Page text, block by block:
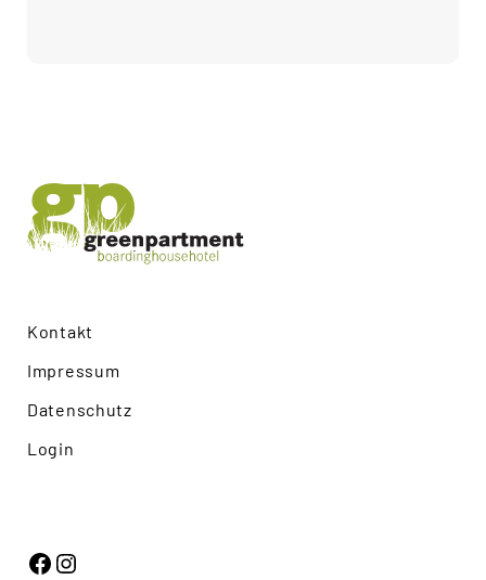
Kontakt
Impressum
Datenschutz
Login
Facebook
Instagram